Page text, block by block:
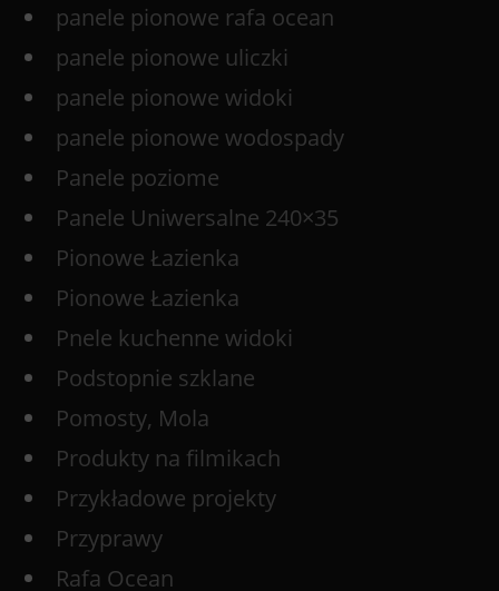
panele pionowe rafa ocean
panele pionowe uliczki
panele pionowe widoki
panele pionowe wodospady
Panele poziome
Panele Uniwersalne 240×35
Pionowe Łazienka
Pionowe Łazienka
Pnele kuchenne widoki
Podstopnie szklane
Pomosty, Mola
Produkty na filmikach
Przykładowe projekty
Przyprawy
Rafa Ocean